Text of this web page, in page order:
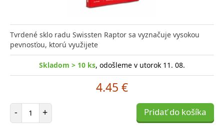
Tvrdené sklo radu Swissten Raptor sa vyznačuje vysokou
pevnosťou, ktorú využijete
Skladom > 10 ks, odošleme v utorok 11. 08.
4.45 €
- Počet položiek
+ Pridať do košíka